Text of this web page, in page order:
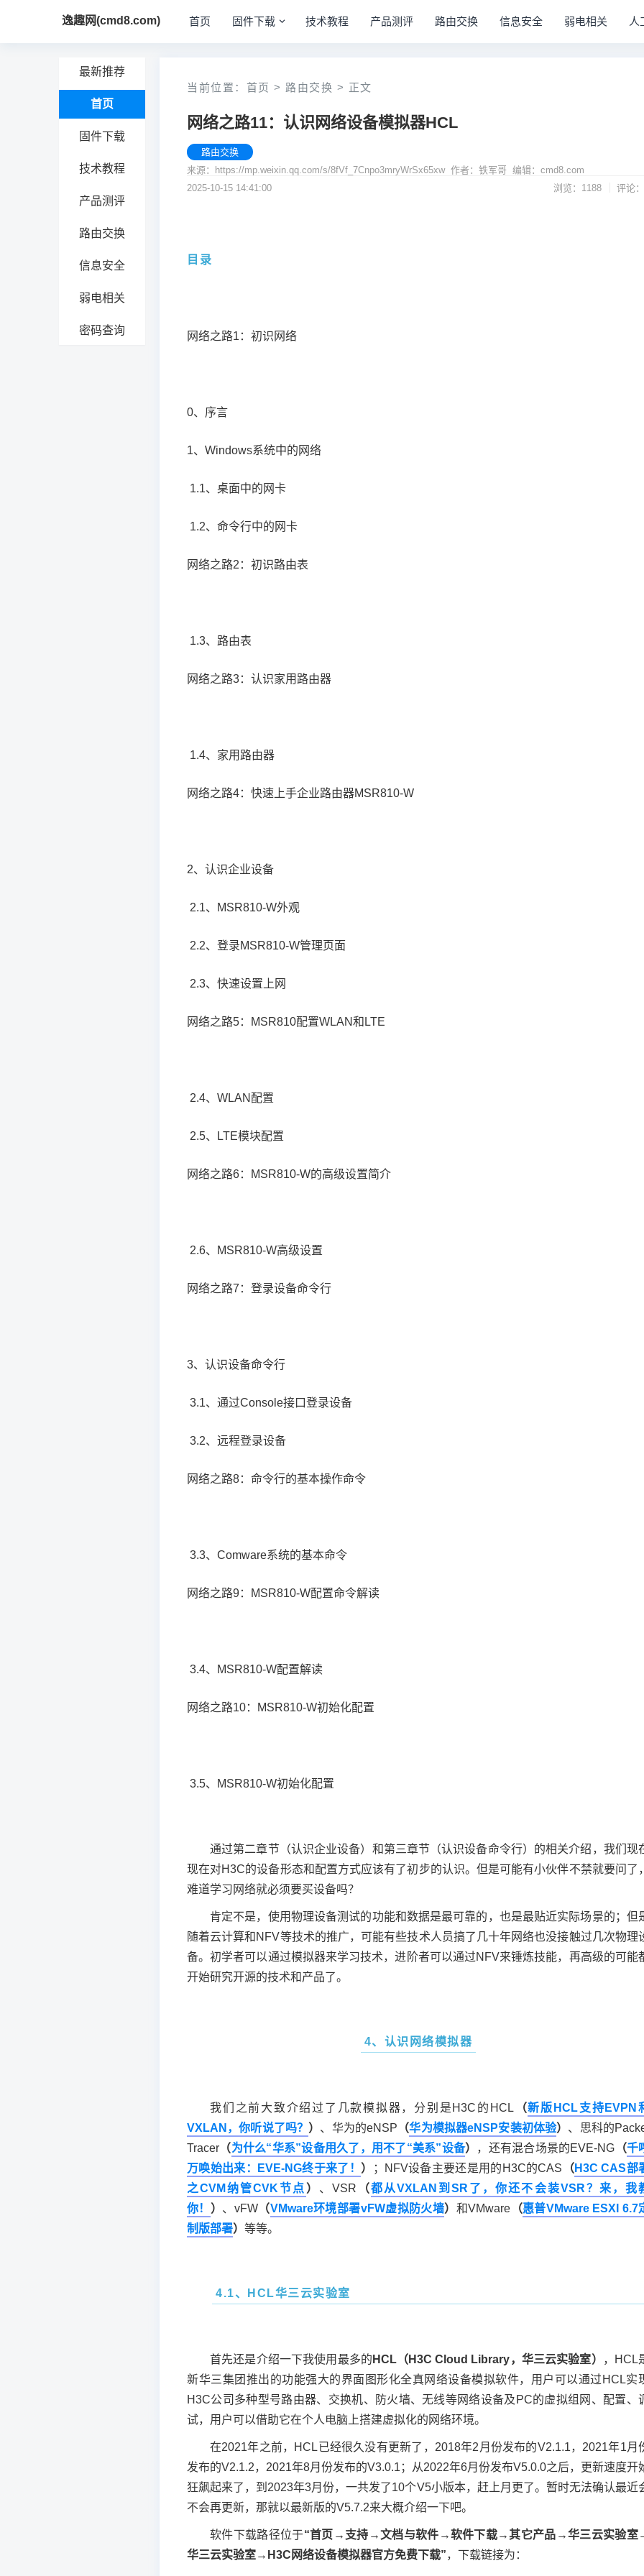
逸趣网(cmd8.com) 首页 固件下载 技术教程 产品测评 路由交换 信息安全 弱电相关 人
最新推荐
首页
固件下载
技术教程
产品测评
路由交换
信息安全
弱电相关
密码查询
当前位置： 首页 > 路由交换 > 正文
网络之路11：认识网络设备模拟器HCL
路由交换
来源：https://mp.weixin.qq.com/s/8fVf_7Cnpo3mryWrSx65xw 作者：铁军哥 编辑：cmd8.com
2025-10-15 14:41:00
浏览：1188 评论
目录
网络之路1：初识网络
0、序言
1、Windows系统中的网络
1.1、桌面中的网卡
1.2、命令行中的网卡
网络之路2：初识路由表
1.3、路由表
网络之路3：认识家用路由器
1.4、家用路由器
网络之路4：快速上手企业路由器MSR810-W
2、认识企业设备
2.1、MSR810-W外观
2.2、登录MSR810-W管理页面
2.3、快速设置上网
网络之路5：MSR810配置WLAN和LTE
2.4、WLAN配置
2.5、LTE模块配置
网络之路6：MSR810-W的高级设置简介
2.6、MSR810-W高级设置
网络之路7：登录设备命令行
3、认识设备命令行
3.1、通过Console接口登录设备
3.2、远程登录设备
网络之路8：命令行的基本操作命令
3.3、Comware系统的基本命令
网络之路9：MSR810-W配置命令解读
3.4、MSR810-W配置解读
网络之路10：MSR810-W初始化配置
3.5、MSR810-W初始化配置
通过第二章节（认识企业设备）和第三章节（认识设备命令行）的相关介绍，我们现
现在对H3C的设备形态和配置方式应该有了初步的认识。但是可能有小伙伴不禁就要问了，
难道学习网络就必须要买设备吗？
肯定不是，使用物理设备测试的功能和数据是最可靠的，也是最贴近实际场景的；但
随着云计算和NFV等技术的推广，可能有些技术人员搞了几十年网络也没接触过几次物理
备。初学者可以通过模拟器来学习技术，进阶者可以通过NFV来锤炼技能，再高级的可能
开始研究开源的技术和产品了。
4、认识网络模拟器
我们之前大致介绍过了几款模拟器，分别是H3C的HCL （新版HCL支持EVPN
VXLAN，你听说了吗？ ） 、华为的eNSP （华为模拟器eNSP安装初体验） 、思科的
Tracer （为什么“华系”设备用久了，用不了“美系”设备） ，还有混合场景的EVE-NG （千
万唤始出来：EVE-NG终于来了！ ） ；NFV设备主要还是用的H3C的CAS （ H3C CAS部
之CVM纳管CVK节点 ） 、VSR （都从VXLAN到SR了，你还不会装VSR？来，我
你！ ） 、vFW（VMware环境部署vFW虚拟防火墙） 和VMware （惠普VMware ESXI 6.7
制版部署） 等等。
4.1、HCL华三云实验室
首先还是介绍一下我使用最多的 HCL（H3C Cloud Library，华三云实验室）
，HCL
新华三集团推出的功能强大的界面图形化全真网络设备模拟软件，用户可以通过HCL实
H3C公司多种型号路由器、交换机、防火墙、无线等网络设备及PC的虚拟组网、配置、
试，用户可以借助它在个人电脑上搭建虚拟化的网络环境。
在2021年之前，HCL已经很久没有更新了，2018年2月份发布的V2.1.1，2021年1月
发布的V2.1.2，2021年8月份发布的V3.0.1；从2022年6月份发布V5.0.0之后，更新速度开
狂飙起来了，到2023年3月份，一共发了10个V5小版本，赶上月更了。暂时无法确认最近
不会再更新，那就以最新版的V5.7.2来大概介绍一下吧。
软件下载路径位于“首页→支持→文档与软件→软件下载→其它产品→华三云实验室
华三云实验室→H3C网络设备模拟器官方免费下载”，下载链接为：